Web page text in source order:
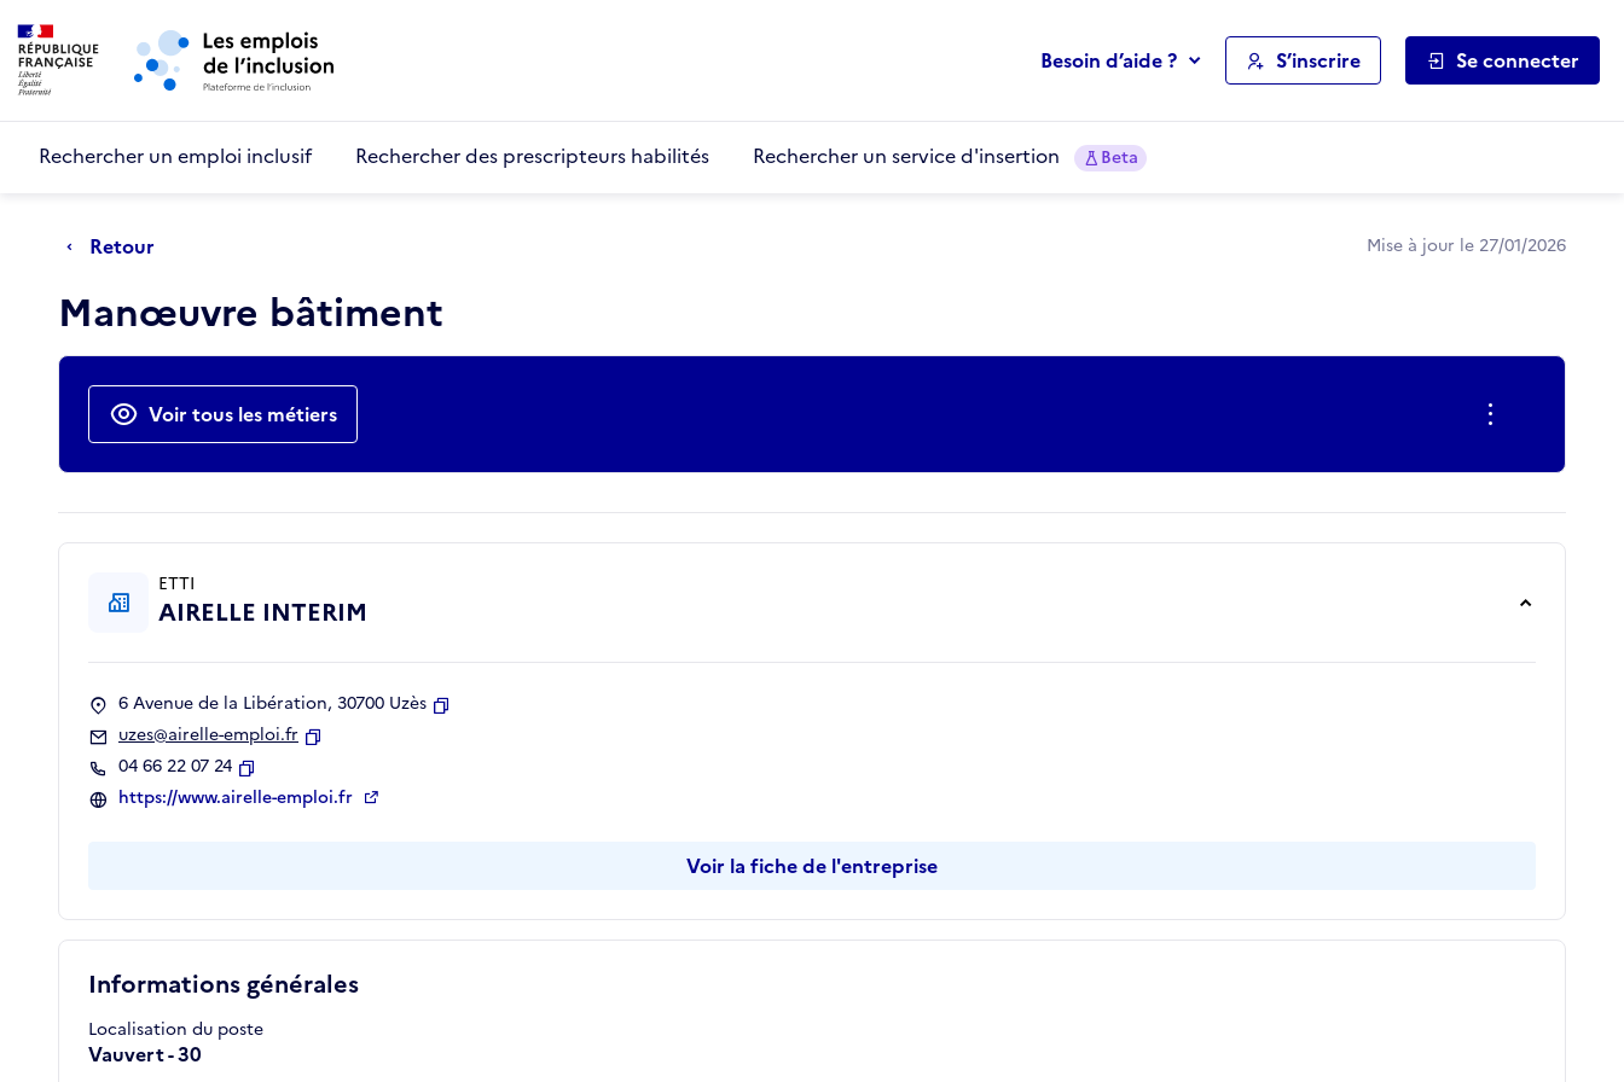
Aller au menu principal
Besoin d’aide ? S’inscrire Se connecter
Rechercher un emploi inclusif Rechercher des prescripteurs habilités Rechercher un service d'insertion Beta
Retour Mise à jour le 27/01/2026
Manœuvre bâtiment
Actions rapides
Voir tous les métiers
Informations générales
Localisation du poste
Vauvert - 30
ETTI
AIRELLE INTERIM
6 Avenue de la Libération, 30700 Uzès
uzes@airelle-emploi.fr
04 66 22 07 24
Copier
https://www.airelle-emploi.fr
Voir la fiche de l'entreprise